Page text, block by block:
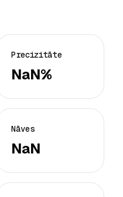
Precizitāte
NaN%
Nāves
NaN